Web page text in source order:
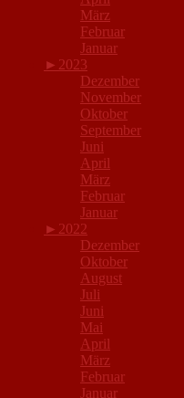
März
Februar
Januar
► 2023
Dezember
November
Oktober
September
Juni
April
März
Februar
Januar
► 2022
Dezember
Oktober
August
Juli
Juni
Mai
April
März
Februar
Januar